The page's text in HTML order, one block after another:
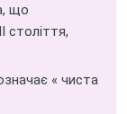
що
століття,
« чиста